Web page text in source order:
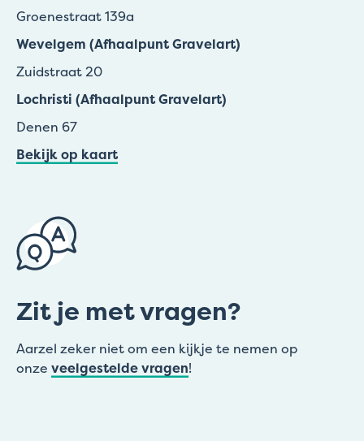
Groenestraat 139a
Wevelgem (Afhaalpunt Gravelart)
Zuidstraat 20
Lochristi (Afhaalpunt Gravelart)
Denen 67
Bekijk op kaart
Zit je met vragen?
Aarzel zeker niet om een kijkje te nemen op
onze veelgestelde vragen!